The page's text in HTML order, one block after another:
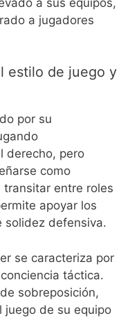
a jugadores
estilo de juego y
por su
derecho, pero
como
entre roles
apoyar los
solidez defensiva.
se caracteriza por
táctica.
sobreposición,
juego de su equipo